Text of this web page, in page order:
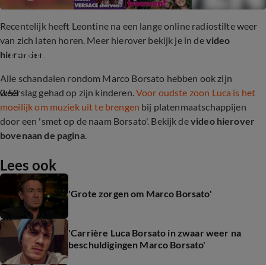
Recentelijk heeft Leontine na een lange online radiostilte weer
van zich laten horen. Meer hierover bekijk je in devideo
hieronder .
0:53
Leontine laat na lange tijd van zich horen
Alle schandalen rondom Marco Borsato hebben ook zijn
weerslag gehad op zijn kinderen.Voor oudste zoon Luca is het
moeilijk om muziek uit te brengen bij platenmaatschappijen
door een 'smet op de naam Borsato'. Bekijk devideo hierover
bovenaan de pagina.
Lees ook
'Grote zorgen om Marco Borsato'
'Carrière Luca Borsato in zwaar weer na
beschuldigingen Marco Borsato'